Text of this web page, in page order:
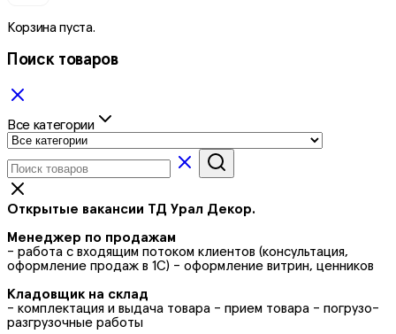
Корзина пуста.
Поиск товаров
Все категории
Открытые вакансии ТД Урал Декор.
Менеджер по продажам
- работа с входящим потоком клиентов (консультация,
оформление продаж в 1С) - оформление витрин, ценников
Кладовщик на склад
- комплектация и выдача товара - прием товара - погрузо-
разгрузочные работы